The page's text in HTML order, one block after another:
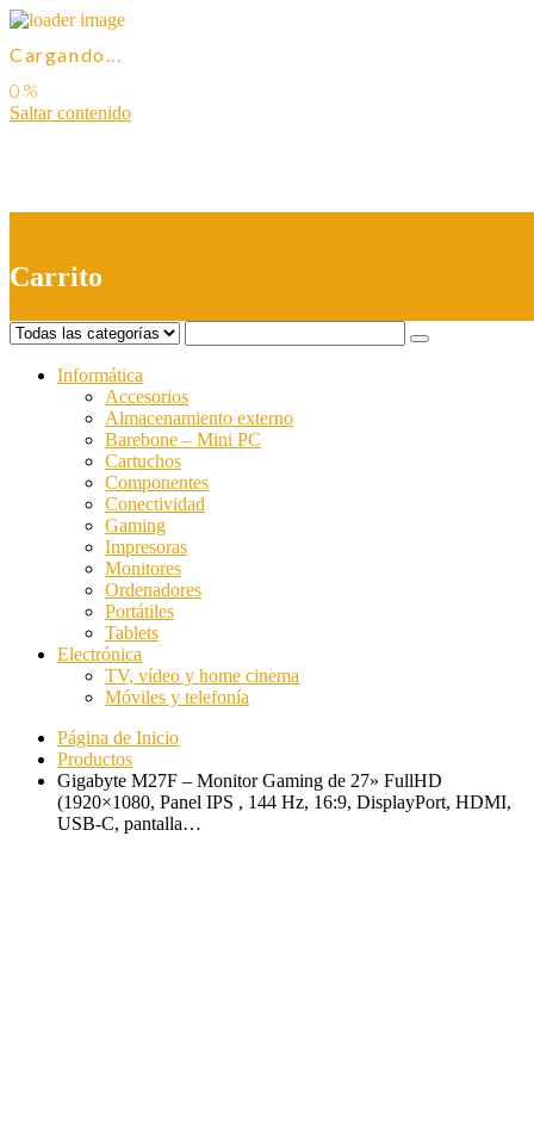
Cargando...
Saltar contenido
Carrito
Informática
Accesorios
Almacenamiento externo
Barebone – Mini PC
Cartuchos
Componentes
Conectividad
Gaming
Impresoras
Monitores
Ordenadores
Portátiles
Tablets
Electrónica
TV, vídeo y home cinema
Móviles y telefonía
Página de Inicio
Productos
Gigabyte M27F – Monitor Gaming de 27» FullHD
(1920×1080, Panel IPS , 144 Hz, 16:9, ‎DisplayPort, HDMI,
USB-C, pantalla…